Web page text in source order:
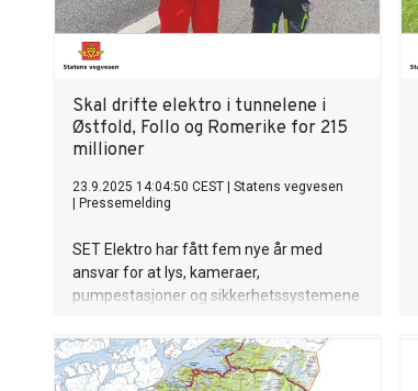
Skal drifte elektro i tunnelene i
Østfold, Follo og Romerike for 215
millioner
23.9.2025 14:04:50 CEST
Statens vegvesen
Pressemelding
SET Elektro har fått fem nye år med
ansvar for at lys, kameraer,
pumpestasjoner og sikkerhetssystemene
Østfold og deler av Akershus.